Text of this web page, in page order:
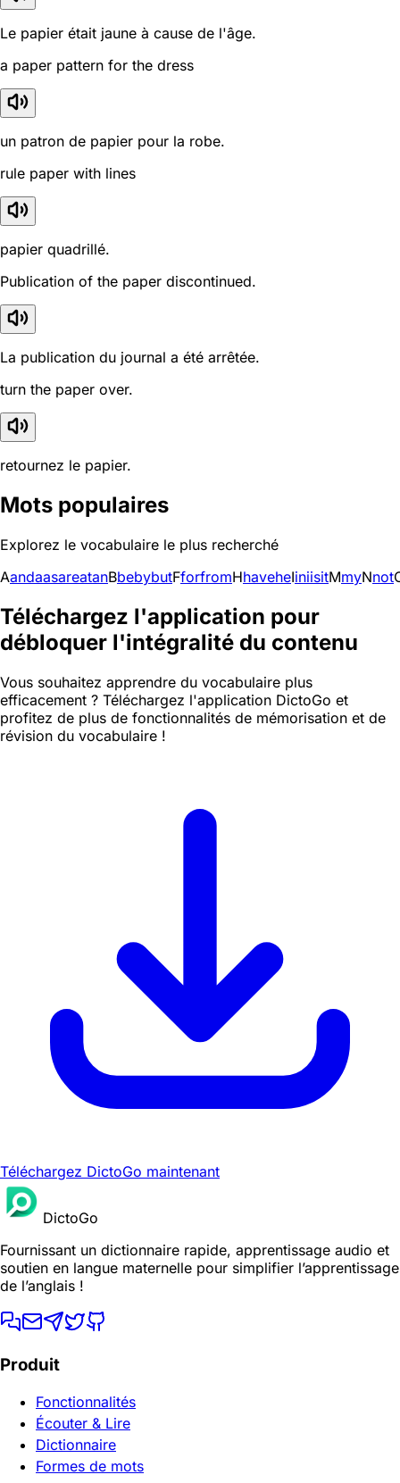
Le papier était jaune à cause de l'âge.
a paper pattern for the dress
un patron de papier pour la robe.
rule paper with lines
papier quadrillé.
Publication of the paper discontinued.
La publication du journal a été arrêtée.
turn the paper over.
retournez le papier.
Mots populaires
Explorez le vocabulaire le plus recherché
AandaasareatanBbebybutFforfromHhaveheIiniisitMmyNnot
Téléchargez l'application pour
débloquer l'intégralité du contenu
Vous souhaitez apprendre du vocabulaire plus
efficacement ? Téléchargez l'application DictoGo et
profitez de plus de fonctionnalités de mémorisation et de
révision du vocabulaire !
Téléchargez DictoGo maintenant
DictoGo
Fournissant un dictionnaire rapide, apprentissage audio et
soutien en langue maternelle pour simplifier l’apprentissage
de l’anglais !
Produit
Fonctionnalités
Écouter & Lire
Dictionnaire
Formes de mots